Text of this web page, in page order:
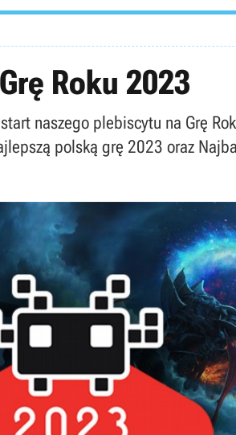
Roku 2023
naszego plebiscytu na Grę
polską grę 2023 oraz